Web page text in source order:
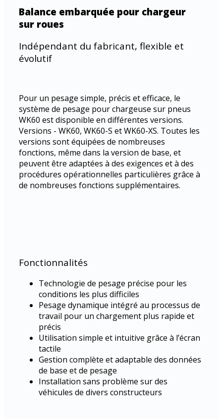
Balance embarquée pour chargeur
sur roues
Indépendant du fabricant, flexible et
évolutif
Pour un pesage simple, précis et efficace, le
système de pesage pour chargeuse sur pneus
WK60 est disponible en différentes versions.
Versions - WK60, WK60-S et WK60-XS. Toutes les
versions sont équipées de nombreuses
fonctions, même dans la version de base, et
peuvent être adaptées à des exigences et à des
procédures opérationnelles particulières grâce à
de nombreuses fonctions supplémentaires.
Fonctionnalités
Technologie de pesage précise pour les
conditions les plus difficiles
Pesage dynamique intégré au processus de
travail pour un chargement plus rapide et
précis
Utilisation simple et intuitive grâce à l’écran
tactile
Gestion complète et adaptable des données
de base et de pesage
Installation sans problème sur des
véhicules de divers constructeurs